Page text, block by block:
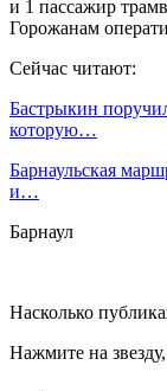
и 1 пассажир
Горожанам
Сейчас читают:
Бастрыкин
которую…
Барнаульская
и…
Барнаул
Насколько
Нажмите на